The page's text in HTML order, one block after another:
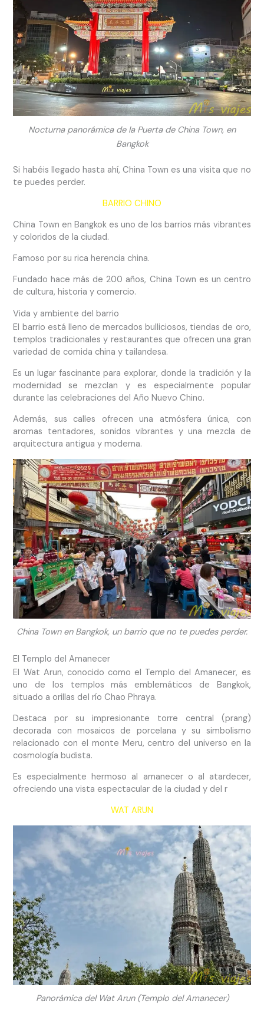
Nocturna panorámica de la Puerta de China Town, en
Bangkok
Si habéis llegado hasta ahí, China Town es una visita que no
te puedes perder.
BARRIO CHINO
China Town en Bangkok es uno de los barrios más vibrantes
y coloridos de la ciudad.
Famoso por su rica herencia china.
Fundado hace más de 200 años, China Town es un centro
de cultura, historia y comercio.
Vida y ambiente del barrio
El barrio está lleno de mercados bulliciosos, tiendas de oro,
templos tradicionales y restaurantes que ofrecen una gran
variedad de comida china y tailandesa.
Es un lugar fascinante para explorar, donde la tradición y la
modernidad se mezclan y es especialmente popular
durante las celebraciones del Año Nuevo Chino.
Además, sus calles ofrecen una atmósfera única, con
aromas tentadores, sonidos vibrantes y una mezcla de
arquitectura antigua y moderna.
China Town en Bangkok, un barrio que no te puedes perder.
El Templo del Amanecer
El Wat Arun, conocido como el Templo del Amanecer, es
uno de los templos más emblemáticos de Bangkok,
situado a orillas del río Chao Phraya.
Destaca por su impresionante torre central (prang)
decorada con mosaicos de porcelana y su simbolismo
relacionado con el monte Meru, centro del universo en la
cosmología budista.
Es especialmente hermoso al amanecer o al atardecer,
ofreciendo una vista espectacular de la ciudad y del r
WAT ARUN
Panorámica del Wat Arun (Templo del Amanecer)